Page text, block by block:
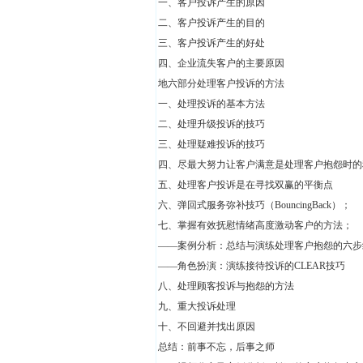
一、客户投诉产生的原因
二、客户投诉产生的目的
三、客户投诉产生的好处
四、企业流失客户的主要原因
地六部分处理客户投诉的方法
一、处理投诉的基本方法
二、处理升级投诉的技巧
三、处理疑难投诉的技巧
四、尽最大努力让客户满意是处理客户抱怨时
五、处理客户投诉是在寻找双赢的平衡点
六、弹回式服务弥补技巧（BouncingBack）；
七、掌握有效抚慰情绪高度激动客户的方法；
——案例分析：总结与演练处理客户抱怨的六步
——角色扮演：演练接待投诉的CLEAR技巧
八、处理顾客投诉与抱怨的方法
九、重大投诉处理
十、不回避并找出原因
总结：前事不忘，后事之师